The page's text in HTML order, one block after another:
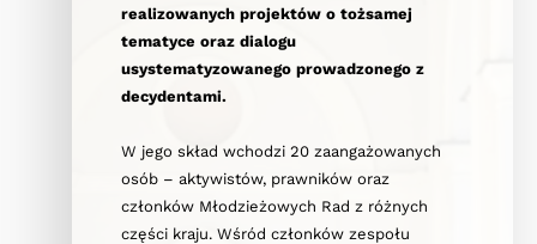
realizowanych projektów o tożsamej
tematyce oraz dialogu
usystematyzowanego prowadzonego z
decydentami.
W jego skład wchodzi 20 zaangażowanych
osób – aktywistów, prawników oraz
członków Młodzieżowych Rad z różnych
części kraju. Wśród członków zespołu